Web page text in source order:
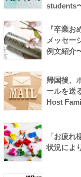
students
『卒業
メッセー
例文紹介
帰国後、
ールを送
Host
「お疲れ
状況によ